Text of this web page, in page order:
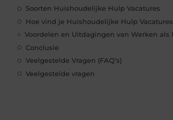
Soorten Huishoudelijke Hulp Vacatures
Hoe vind je Huishoudelijke Hulp Vacatures
Conclusie
Veelgestelde Vragen (FAQ’s)
Veelgestelde vragen